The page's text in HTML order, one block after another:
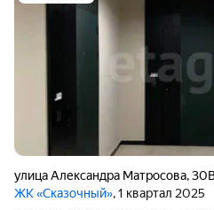
улица Александра Матросова,
ЖК «Сказочный», 1 квартал 2025